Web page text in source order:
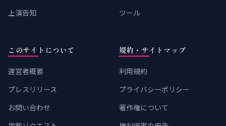
上演告知
ツール
このサイトについて
運営者概要
プレスリリース
お問い合わせ
規約・サイトマップ
利用規約
プライバシーポリシー
著作権について